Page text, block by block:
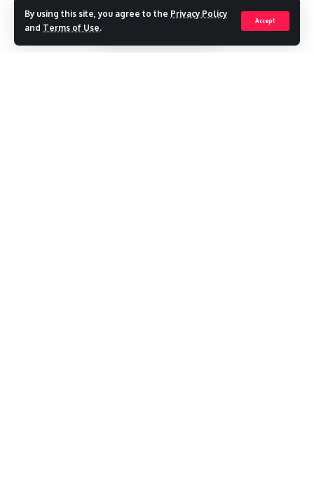
By using this site, you agree to the Privacy Policy
and Terms of Use.
Accept
प्रतिनिधिमण्डल आना चाहता है, तो उनको देवभूमि उत्तराखण्ड में
सरकार की ओर से पूरा सहयोग दिया जायेगा।